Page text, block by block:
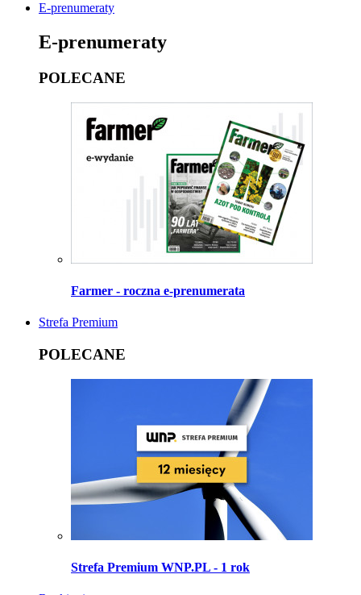
E-prenumeraty
E-prenumeraty
POLECANE
Farmer - roczna e-prenumerata
Strefa Premium
POLECANE
Strefa Premium WNP.PL - 1 rok